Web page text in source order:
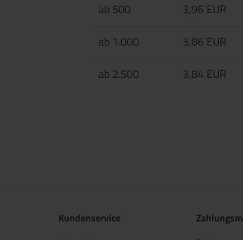
ab 500
3,96 EUR
ab 1.000
3,86 EUR
ab 2.500
3,84 EUR
Kundenservice